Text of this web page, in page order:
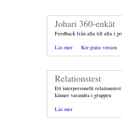
Johari 360-enkät
Feedback från alla till alla i
Läs mer
Kör gratis version
Relationstest
Ett interpersonellt
känner varandra i gruppen
Läs mer